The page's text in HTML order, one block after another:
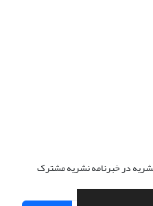
در خبرنامه نشریه مشترک